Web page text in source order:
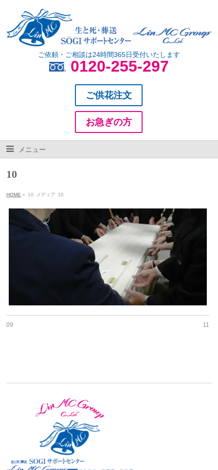
ご依頼・ご相談は24時間365日受付いたします
0120-255-297
ご供花注文
お急ぎの方
メニュー
10
HOME » 10 メディア 10
09 11